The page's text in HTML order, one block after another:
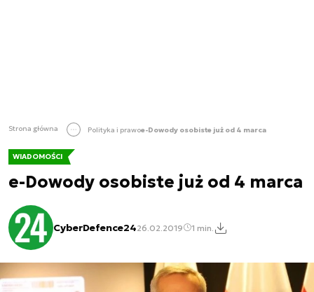
Strona główna Polityka i prawoe-Dowody osobiste już od 4 marca
WIADOMOŚCI
e-Dowody osobiste już od 4 marca
CyberDefence2426.02.2019 1 min.